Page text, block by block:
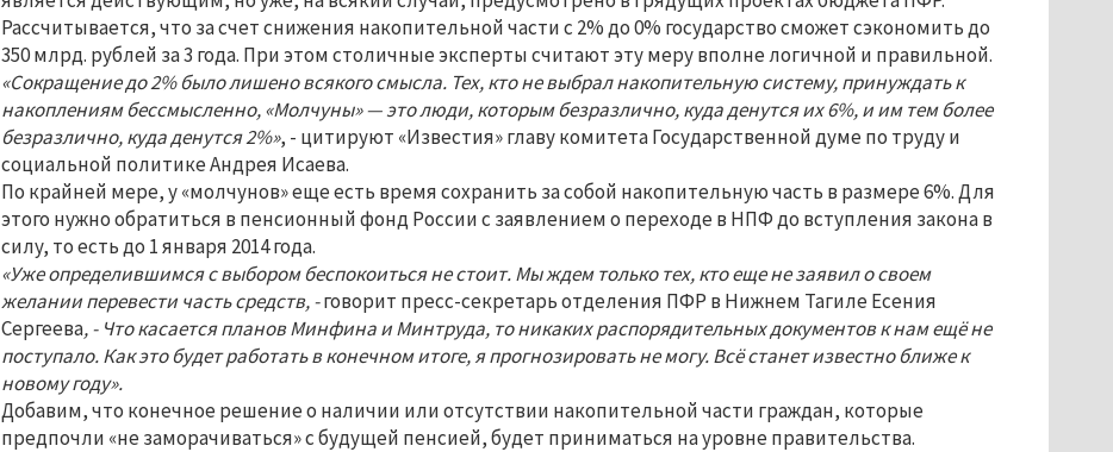
Рассчитывается, что за счет снижения накопительной части с 2% до 0% государство сможет сэкономить до
350 млрд. рублей за 3 года. При этом столичные эксперты считают эту меру вполне логичной и правильной.
«Сокращение до 2% было лишено всякого смысла. Тех, кто не выбрал накопительную систему, принуждать к
накоплениям бессмысленно, «Молчуны» — это люди, которым безразлично, куда денутся их 6%, и им тем более
безразлично, куда денутся 2%», - цитируют «Известия» главу комитета Государственной думе по труду и
социальной политике Андрея Исаева.
По крайней мере, у «молчунов» еще есть время сохранить за собой накопительную часть в размере 6%. Для
этого нужно обратиться в пенсионный фонд России с заявлением о переходе в НПФ до вступления закона в
силу, то есть до 1 января 2014 года.
«Уже определившимся с выбором беспокоиться не стоит. Мы ждем только тех, кто еще не заявил о своем
желании перевести часть средств, -говорит пресс-секретарь отделения ПФР в Нижнем Тагиле Есения
Сергеева, - Что касается планов Минфина и Минтруда, то никаких распорядительных документов к нам ещё не
поступало. Как это будет работать в конечном итоге, я прогнозировать не могу. Всё станет известно ближе к
новому году».
Добавим, что конечное решение о наличии или отсутствии накопительной части граждан, которые
предпочли «не заморачиваться» с будущей пенсией, будет приниматься на уровне правительства.